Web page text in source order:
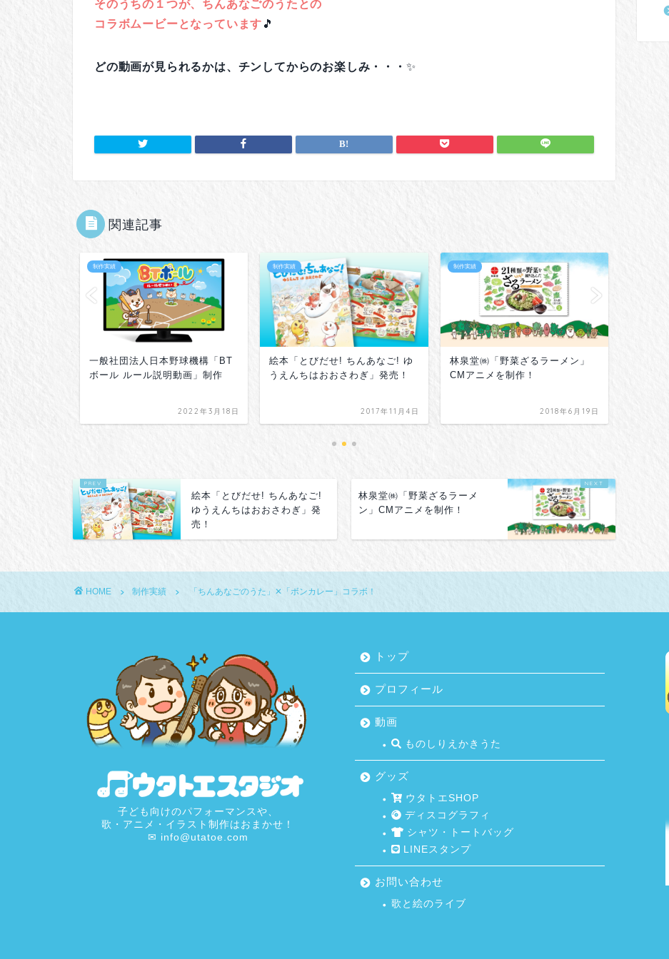
そのうちの１つが、ちんあなごのうたとの
コラボムービーとなっています 🎵
どの動画が見られるかは、チンしてからのお楽しみ・・・ ✨
関連記事
制作実績
一般社団法人日本野球機構「BT
ボール ルール説明動画」制作
2022年3月18日
制作実績
絵本「とびだせ! ちんあなご! ゆ
うえんちはおおさわぎ」発売！
2017年11月4日
制作実績
林泉堂㈱「野菜ざるラーメン」
CMアニメを制作！
2018年6月19日
絵本「とびだせ! ちんあなご!
ゆうえんちはおおさわぎ」発
売！
林泉堂㈱「野菜ざるラーメ
ン」CMアニメを制作！
HOME 制作実績 「ちんあなごのうた」✕「ボンカレー」コラボ！
子ども向けのパフォーマンスや、
歌・アニメ・イラスト制作はおまかせ！
✉ info@utatoe.com
トップ
プロフィール
動画
ものしりえかきうた
グッズ
ウタトエSHOP
ディスコグラフィ
シャツ・トートバッグ
LINEスタンプ
お問い合わせ
歌と絵のライブ